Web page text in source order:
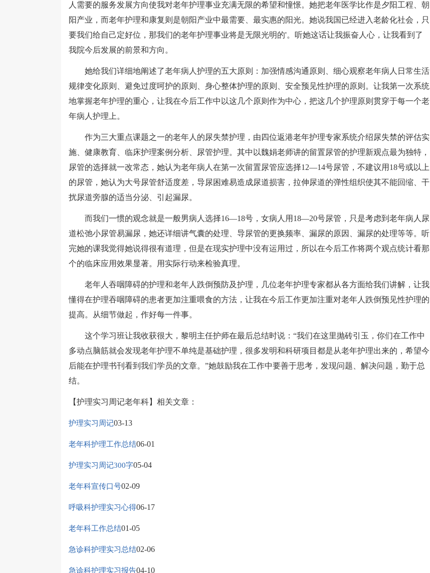
人需要的服务发展方向使我对老年护理事业充满无限的希望和憧憬。她把老年医学比作是夕阳工程、朝
阳产业，而老年护理和康复则是朝阳产业中最需要、最实惠的阳光。她说我国已经进入老龄化社会，只
要我们给自己定好位，那我们的老年护理事业将是无限光明的'。听她这话让我振奋人心，让我看到了
我院今后发展的前景和方向。
她给我们详细地阐述了老年病人护理的五大原则：加强情感沟通原则、细心观察老年病人日常生活
规律变化原则、避免过度呵护的原则、身心整体护理的原则、安全预见性护理的原则。让我第一次系统
地掌握老年护理的重心，让我在今后工作中以这几个原则作为中心，把这几个护理原则贯穿于每一个老
年病人护理上。
作为三大重点课题之一的老年人的尿失禁护理，由四位返港老年护理专家系统介绍尿失禁的评估实
施、健康教育、临床护理案例分析、尿管护理。其中以魏娟老师讲的留置尿管的护理新观点最为独特，
尿管的选择就一改常态，她认为老年病人在第一次留置尿管应选择12―14号尿管，不建议用18号或以上
的尿管，她认为大号尿管舒适度差，导尿困难易造成尿道损害，拉伸尿道的弹性组织使其不能回缩、干
扰尿道旁腺的适当分泌、引起漏尿。
而我们一惯的观念就是一般男病人选择16―18号，女病人用18―20号尿管，只是考虑到老年病人尿
道松弛小尿管易漏尿，她还详细讲气囊的处理、导尿管的更换频率、漏尿的原因、漏尿的处理等等。听
完她的课我觉得她说得很有道理，但是在现实护理中没有运用过，所以在今后工作将两个观点统计看那
个的临床应用效果显著。用实际行动来检验真理。
老年人吞咽障碍的护理和老年人跌倒预防及护理，几位老年护理专家都从各方面给我们讲解，让我
懂得在护理吞咽障碍的患者更加注重喂食的方法，让我在今后工作更加注重对老年人跌倒预见性护理的
提高。从细节做起，作好每一件事。
这个学习班让我收获很大，黎明主任护师在最后总结时说：“我们在这里抛砖引玉，你们在工作中
多动点脑筋就会发现老年护理不单纯是基础护理，很多发明和科研项目都是从老年护理出来的，希望今
后能在护理书刊看到我们学员的文章。”她鼓励我在工作中要善于思考，发现问题、解决问题，勤于总
结。
【护理实习周记老年科】相关文章：
护理实习周记03-13
老年科护理工作总结06-01
护理实习周记300字05-04
老年科宣传口号02-09
呼吸科护理实习心得06-17
老年科工作总结01-05
急诊科护理实习总结02-06
急诊科护理实习报告04-10